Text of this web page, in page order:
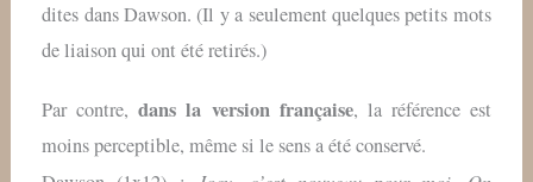
dites dans Dawson. (Il y a seulement quelques petits mots
de liaison qui ont été retirés.)
Par contre, dans la version française, la référence est
moins perceptible, même si le sens a été conservé.